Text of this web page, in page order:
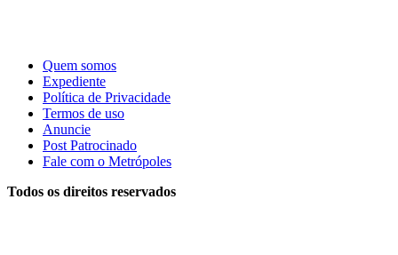
Quem somos
Expediente
Política de Privacidade
Termos de uso
Anuncie
Post Patrocinado
Fale com o Metrópoles
Todos os direitos reservados